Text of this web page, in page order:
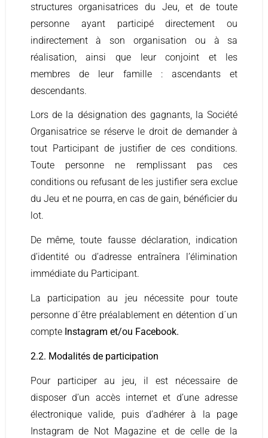
structures organisatrices du Jeu, et de toute
personne ayant participé directement ou
indirectement à son organisation ou à sa
réalisation, ainsi que leur conjoint et les
membres de leur famille : ascendants et
descendants.
Lors de la désignation des gagnants, la Société
Organisatrice se réserve le droit de demander à
tout Participant de justifier de ces conditions.
Toute personne ne remplissant pas ces
conditions ou refusant de les justifier sera exclue
du Jeu et ne pourra, en cas de gain, bénéficier du
lot.
De même, toute fausse déclaration, indication
d’identité ou d’adresse entraînera l’élimination
immédiate du Participant.
La participation au jeu nécessite pour toute
personne d´être préalablement en détention d´un
compte Instagram et/ou Facebook.
2.2. Modalités de participation
Pour participer au jeu, il est nécessaire de
disposer d’un accès internet et d’une adresse
électronique valide, puis d’adhérer à la page
Instagram de Not Magazine et de celle de la